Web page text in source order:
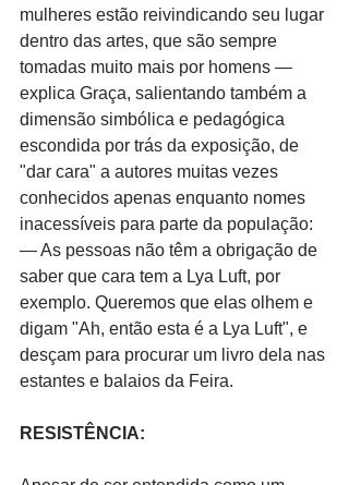
mulheres estão reivindicando seu lugar
dentro das artes, que são sempre
tomadas muito mais por homens —
explica Graça, salientando também a
dimensão simbólica e pedagógica
escondida por trás da exposição, de
"dar cara" a autores muitas vezes
conhecidos apenas enquanto nomes
inacessíveis para parte da população:
— As pessoas não têm a obrigação de
saber que cara tem a Lya Luft, por
exemplo. Queremos que elas olhem e
digam "Ah, então esta é a Lya Luft", e
desçam para procurar um livro dela nas
estantes e balaios da Feira.
RESISTÊNCIA: